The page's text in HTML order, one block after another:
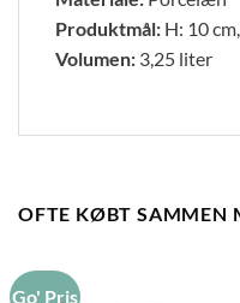
Produktmål: H: 10
Volumen: 3,25 liter
OFTE KØBT SAMMEN
Go' Pris